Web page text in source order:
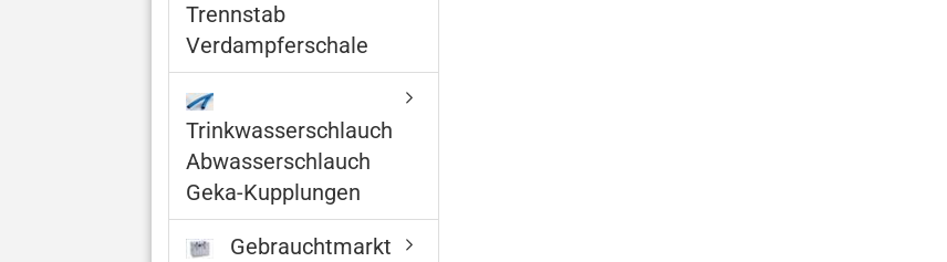
Trennstab
Verdampferschale
Trinkwasserschlauch
Abwasserschlauch
Geka-Kupplungen
Gebrauchtmarkt